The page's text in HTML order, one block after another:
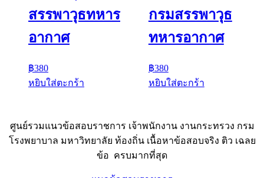
สรรพาวุธทหาร
อากาศ
฿380
หยิบใส่ตะกร้า
กรมสรรพาวุธ
ทหารอากาศ
฿380
หยิบใส่ตะกร้า
ศูนย์รวมแนวข้อสอบราชการ เจ้าพนักงาน งานกระทรวง กรม
โรงพยาบาล มหาวิทยาลัย ท้องถิ่น เนื้อหาข้อสอบจริง ติว เฉลย
ข้อ ครบมากที่สุด